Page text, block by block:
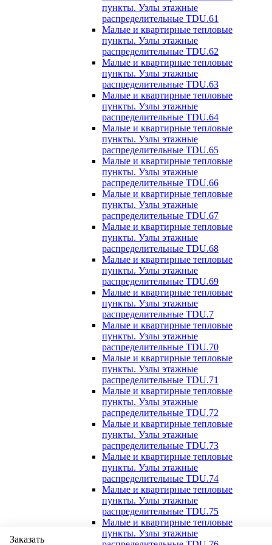
пункты. Узлы этажные
распределительные TDU.61
Малые и квартирные тепловые
пункты. Узлы этажные
распределительные TDU.62
Малые и квартирные тепловые
пункты. Узлы этажные
распределительные TDU.63
Малые и квартирные тепловые
пункты. Узлы этажные
распределительные TDU.64
Малые и квартирные тепловые
пункты. Узлы этажные
распределительные TDU.65
Малые и квартирные тепловые
пункты. Узлы этажные
распределительные TDU.66
Малые и квартирные тепловые
пункты. Узлы этажные
распределительные TDU.67
Малые и квартирные тепловые
пункты. Узлы этажные
распределительные TDU.68
Малые и квартирные тепловые
пункты. Узлы этажные
распределительные TDU.69
Малые и квартирные тепловые
пункты. Узлы этажные
распределительные TDU.7
Малые и квартирные тепловые
пункты. Узлы этажные
распределительные TDU.70
Малые и квартирные тепловые
пункты. Узлы этажные
распределительные TDU.71
Малые и квартирные тепловые
пункты. Узлы этажные
распределительные TDU.72
Малые и квартирные тепловые
пункты. Узлы этажные
распределительные TDU.73
Малые и квартирные тепловые
пункты. Узлы этажные
распределительные TDU.74
Малые и квартирные тепловые
пункты. Узлы этажные
распределительные TDU.75
Малые и квартирные тепловые
пункты. Узлы этажные
Заказать